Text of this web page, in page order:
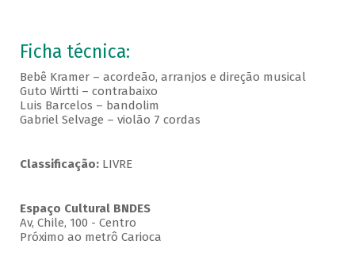
Ficha técnica:
Bebê Kramer – acordeão, arranjos e direção musical
Guto Wirtti – contrabaixo
Luis Barcelos – bandolim
Gabriel Selvage – violão 7 cordas
Classificação:LIVRE
Espaço Cultural BNDES
Av, Chile, 100 - Centro
Próximo ao metrô Carioca